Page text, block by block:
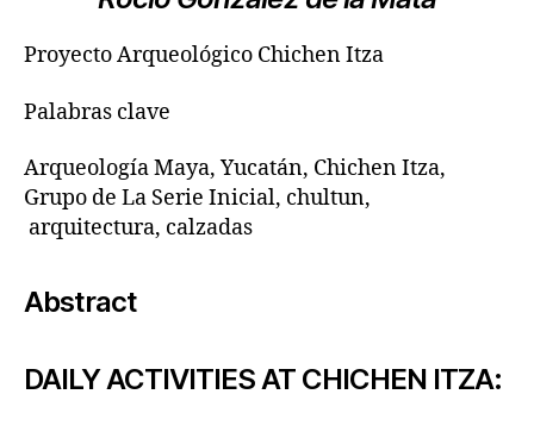
Proyecto Arqueológico Chichen Itza
Palabras clave
Arqueología Maya, Yucatán, Chichen Itza,
Grupo de La Serie Inicial, chultun,
arquitectura, calzadas
Abstract
DAILY ACTIVITIES AT CHICHEN ITZA: